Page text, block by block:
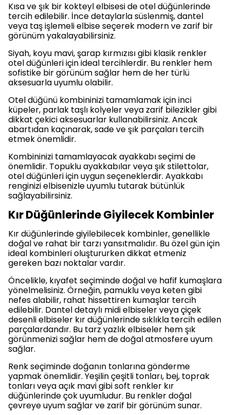
Kısa ve şık bir kokteyl elbisesi de otel düğünlerinde
tercih edilebilir. İnce detaylarla süslenmiş, dantel
veya taş işlemeli elbise seçerek modern ve zarif bir
görünüm yakalayabilirsiniz.
Siyah, koyu mavi, şarap kırmızısı gibi klasik renkler
otel düğünleri için ideal tercihlerdir. Bu renkler hem
sofistike bir görünüm sağlar hem de her türlü
aksesuarla uyumlu olabilir.
Otel düğünü kombininizi tamamlamak için inci
küpeler, parlak taşlı kolyeler veya zarif bilezikler gibi
dikkat çekici aksesuarlar kullanabilirsiniz. Ancak
abartıdan kaçınarak, sade ve şık parçaları tercih
etmek önemlidir.
Kombininizi tamamlayacak ayakkabı seçimi de
önemlidir. Topuklu ayakkabılar veya şık stilettolar,
otel düğünleri için uygun seçeneklerdir. Ayakkabı
renginizi elbisenizle uyumlu tutarak bütünlük
sağlayabilirsiniz.
Kır Düğünlerinde Giyilecek Kombinler
Kır düğünlerinde giyilebilecek kombinler, genellikle
doğal ve rahat bir tarzı yansıtmalıdır. Bu özel gün için
ideal kombinleri oluştururken dikkat etmeniz
gereken bazı noktalar vardır.
Öncelikle, kıyafet seçiminde doğal ve hafif kumaşlara
yönelmelisiniz. Örneğin, pamuklu veya keten gibi
nefes alabilir, rahat hissettiren kumaşlar tercih
edilebilir. Dantel detaylı midi elbiseler veya çiçek
desenli elbiseler kır düğünlerinde sıklıkla tercih edilen
parçalardandır. Bu tarz yazlık elbiseler hem şık
görünmenizi sağlar hem de doğal atmosfere uyum
sağlar.
Renk seçiminde doğanın tonlarına gönderme
yapmak önemlidir. Yeşilin çeşitli tonları, bej, toprak
tonları veya açık mavi gibi soft renkler kır
düğünlerinde çok uyumludur. Bu renkler doğal
çevreye uyum sağlar ve zarif bir görünüm sunar.